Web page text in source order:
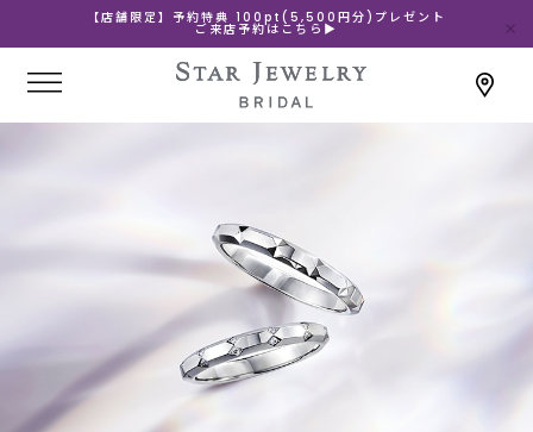
【店舗限定】予約特典 100pt(5,500円分)プレゼント
ご来店予約はこちら▶